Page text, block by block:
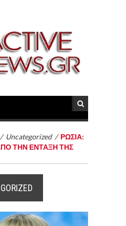
/ Uncategorized / ΡΩΣΙΑ:
ΤΗΝ ΕΝΤΑΞΗ ΤΗΣ